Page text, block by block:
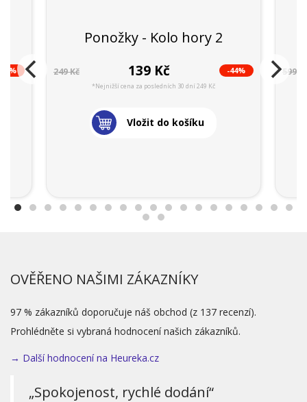
Ponožky - Kolo hory 2
249 Kč 139 Kč -44%
*Nejnižší cena za posledních 30 dní 249 Kč
Vložit do košíku
599
OVĚŘENO NAŠIMI ZÁKAZNÍKY
97 % zákazníků doporučuje náš obchod (z 137 recenzí).
Prohlédněte si vybraná hodnocení našich zákazníků.
→ Další hodnocení na Heureka.cz
„Spokojenost, rychlé dodání“